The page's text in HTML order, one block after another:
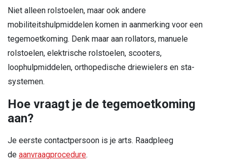
Niet alleen rolstoelen, maar ook andere
mobiliteitshulpmiddelen komen in aanmerking voor een
tegemoetkoming. Denk maar aan rollators, manuele
rolstoelen, elektrische rolstoelen, scooters,
loophulpmiddelen, orthopedische driewielers en sta-
systemen.
Hoe vraagt je de tegemoetkoming
aan?
Je eerste contactpersoon is je arts. Raadpleeg
de aanvraagprocedure.